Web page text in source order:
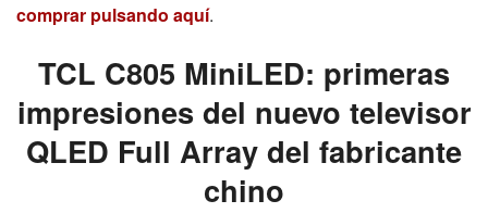
comprar pulsando aquí.
TCL C805 MiniLED: primeras
impresiones del nuevo televisor
QLED Full Array del fabricante
chino